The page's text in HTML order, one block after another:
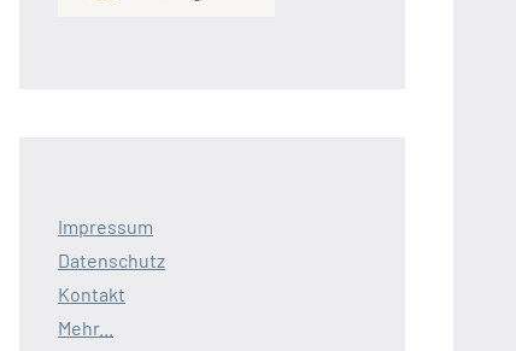
Impressum
Datenschutz
Kontakt
Mehr...